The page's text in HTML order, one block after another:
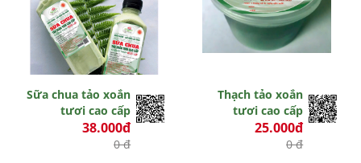
Sữa chua tảo xoắn
tươi cao cấp
38.000đ
0 đ
Thạch tảo xoắn
tươi cao cấp
25.000đ
0 đ